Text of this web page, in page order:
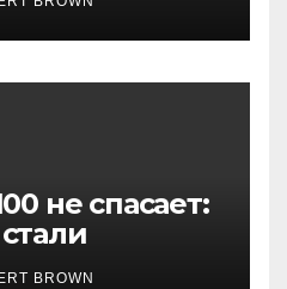
не спасает:
BROWN